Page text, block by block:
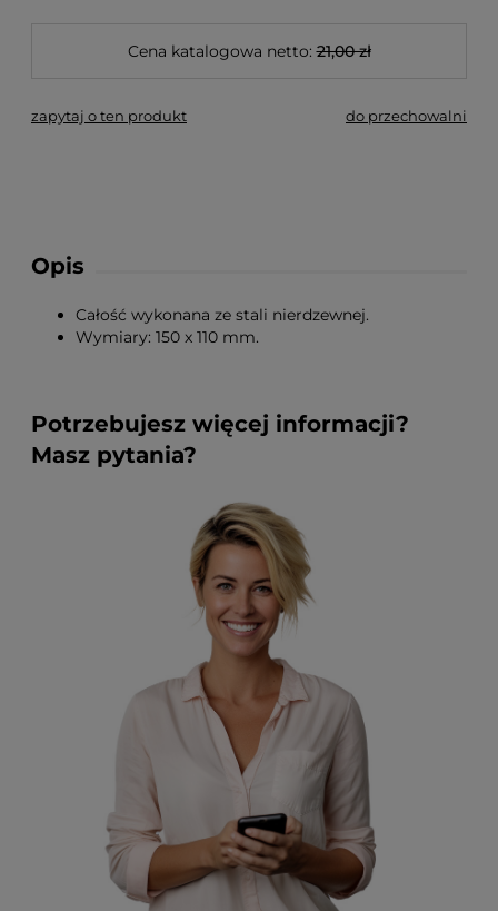
Cena katalogowa netto: 21,00 zł
zapytaj o ten produkt do przechowalni
Opis
Całość wykonana ze stali nierdzewnej.
Wymiary: 150 x 110 mm.
Potrzebujesz więcej informacji?
Masz pytania?